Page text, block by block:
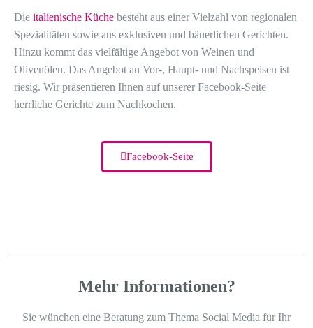
Die italienische Küche besteht aus einer Vielzahl von regionalen
Spezialitäten sowie aus exklusiven und bäuerlichen Gerichten.
Hinzu kommt das vielfältige Angebot von Weinen und
Olivenölen. Das Angebot an Vor-, Haupt- und Nachspeisen ist
riesig. Wir präsentieren Ihnen auf unserer Facebook-Seite
herrliche Gerichte zum Nachkochen.
Facebook-Seite
Mehr Informationen?
Sie wünchen eine Beratung zum Thema Social Media für Ihr